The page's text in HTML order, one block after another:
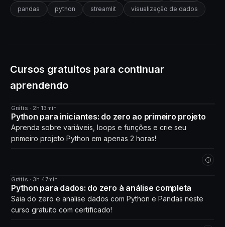
pandas
python streamlit visualização de dados
Cursos gratuitos para continuar
aprendendo
CURSO
Grátis · 2h 13min
Python para iniciantes: do zero ao primeiro projeto
Aprenda sobre variáveis, loops e funções e crie seu
primeiro projeto Python em apenas 2 horas!
CURSO
Grátis · 3h 47min
Python para dados: do zero à análise completa
Saia do zero e analise dados com Python e Pandas neste
curso gratuito com certificado!